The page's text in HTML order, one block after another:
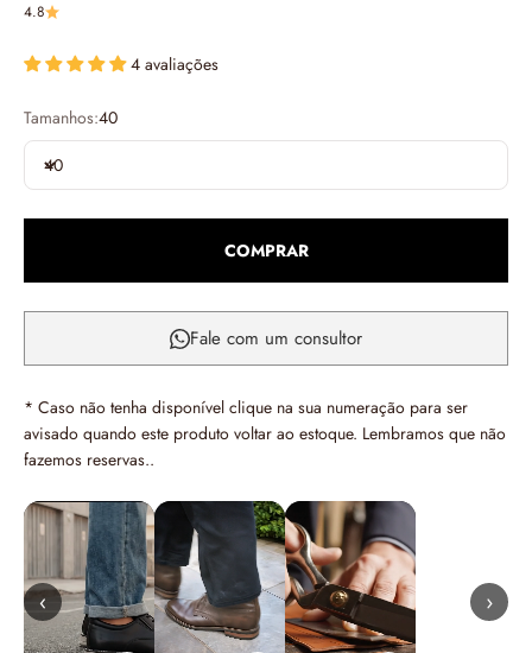
4.8
4 avaliações
Tamanhos:40
40
COMPRAR
Fale com um consultor
* Caso não tenha disponível clique na sua numeração para ser
avisado quando este produto voltar ao estoque. Lembramos que não
fazemos reservas..
‹ ›